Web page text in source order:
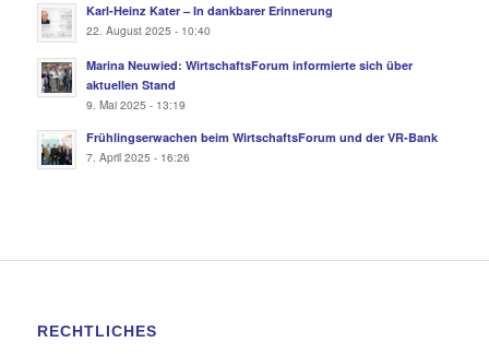
Karl-Heinz Kater – In dankbarer Erinnerung
22. August 2025 - 10:40
Marina Neuwied: WirtschaftsForum informierte sich über
aktuellen Stand
9. Mai 2025 - 13:19
Frühlingserwachen beim WirtschaftsForum und der VR-Bank
7. April 2025 - 16:26
RECHTLICHES